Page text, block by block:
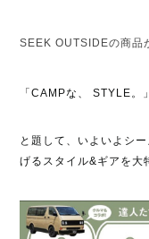
SEEK OUTSIDEの商品
「CAMPな、 STYLE 。」
と題して、いよいよシ
げるスタイル& ギアを大